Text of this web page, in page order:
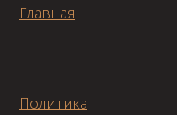
Главная
Политика